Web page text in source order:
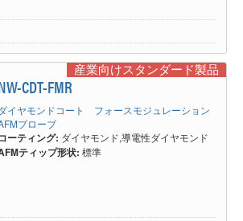
産業向けスタンダード製品
CDT-FMR
イヤモンドコート フォースモジュレーション
プローブ
ーティング: ダイヤモンド,導電性ダイヤモンド
ティップ形状: 標準